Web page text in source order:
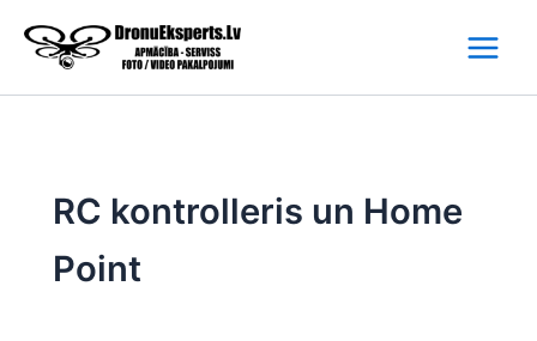
content
RC kontrolleris un Home
Point